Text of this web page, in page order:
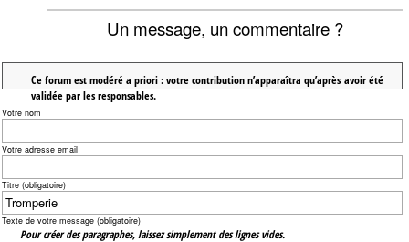
Un message, un commentaire ?
Ce forum est modéré a priori : votre contribution n’apparaîtra qu’après avoir été
validée par les responsables.
Votre nom
Votre adresse email
Titre (obligatoire)
Texte de votre message (obligatoire)
Pour créer des paragraphes, laissez simplement des lignes vides.